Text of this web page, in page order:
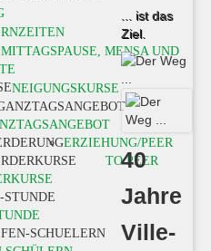
... ist das
Ziel.
40
Jahre
Ville-
MITTAGSPAUSE, MENSA UND
NEIGUNGSKURSE
ERZIEHUNG/PEER
TO PEER